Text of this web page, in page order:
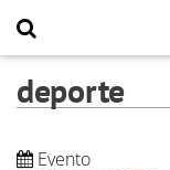
deporte
Evento